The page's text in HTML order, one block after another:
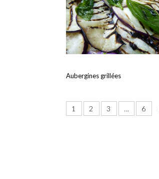
Aubergines grillées
1 2 3 … 6